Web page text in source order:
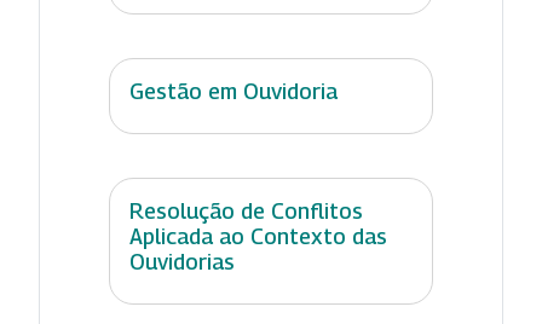
Gestão em Ouvidoria
Resolução de Conflitos
Aplicada ao Contexto das
Ouvidorias